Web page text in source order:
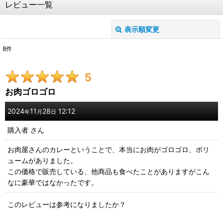
レビュー一覧
表示順変更
期間:
画像:
星の数 :
年代:
性別:
8件
5
お肉ゴロゴロ
2024年11 月 28日 12:12
購入者 さん
お肉屋さんのカレーということで、本当にお肉がゴロゴロ、ボリ
ュームがありました。
この価格で販売している、他商品も食べたことがありますがこん
なに豪華ではなかったです。
このレビューは参考になりましたか？